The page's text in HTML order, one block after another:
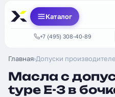
Каталог
+7 (495) 308-40-89
Главная›Допуски
Масла с
type E-3 в